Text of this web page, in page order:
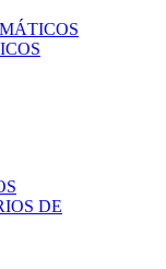
DE